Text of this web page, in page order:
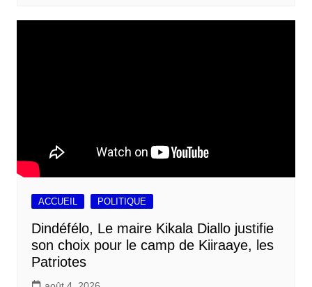
ACCUEIL POLITIQUE
Dindéfélo, Le maire Kikala Diallo justifie
son choix pour le camp de Kiiraaye, les
Patriotes